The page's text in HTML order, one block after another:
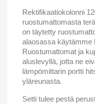
Rektifikaatiokolonni
ruostumattomasta
on täytetty
alaosassa käytämme
Ruostumattomat ja
aluslevyllä, jotta ne
lämpömittarin portti
yläreunasta.
Setti tulee pestä